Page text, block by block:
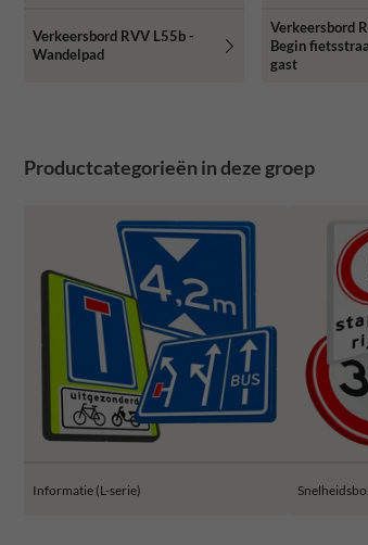
Verkeersbord RVV L55b -
Wandelpad
Verkeersbord
Begin
gast
Productcategorieën in deze groep
Informatie (L-serie)